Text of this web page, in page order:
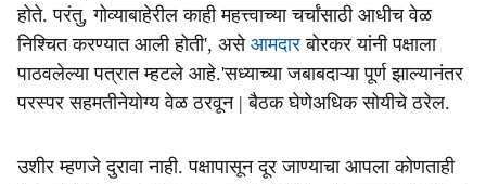
होते. परंतु, गोव्याबाहेरील काही महत्त्वाच्या चर्चांसाठी आधीच वेळ
निश्चित करण्यात आली होती', असे आमदारबोरकर यांनी पक्षाला
पाठवलेल्या पत्रात म्हटले आहे.'सध्याच्या जबाबदाऱ्या पूर्ण झाल्यानंतर
परस्पर सहमतीनेयोग्य वेळ ठरवून | बैठक घेणेअधिक सोयीचे ठरेल.
उशीर म्हणजे दुरावा नाही. पक्षापासून दूर जाण्याचा आपला कोणताही